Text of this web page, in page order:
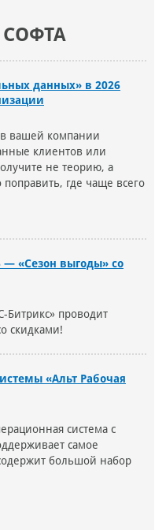
данных» в 2026
в вашей компании
клиентов или
не теорию, а
где чаще всего
— «Сезон выгоды» со
Битрикс» проводит
скидками!
«Альт Рабочая
система с
самое
большой набор